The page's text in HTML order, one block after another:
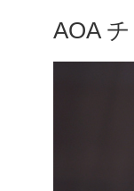
AOA